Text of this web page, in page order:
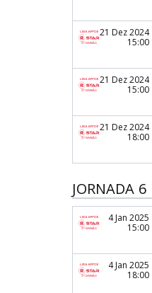
21 Dez 2024
15:00
21 Dez 2024
15:00
21 Dez 2024
18:00
JORNADA 6
4 Jan 2025
15:00
4 Jan 2025
18:00